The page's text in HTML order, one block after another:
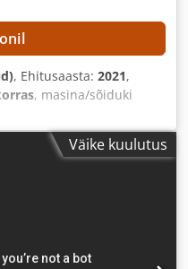
, Ehitusaasta: 2021,
, masina/sõiduki
paksus (maks.):50
Väike kuulutus